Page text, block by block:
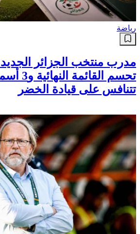
رياضة
مدرب منتخب الجزائر
تحسم القائمة
تتنافس على قيادة الخضر